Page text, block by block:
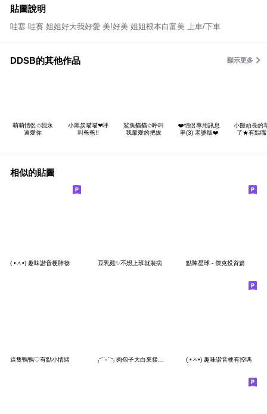
貼圖說明
哇塞 哇賽 姐姐好大我好愛 美!好美 姐姐根本白富美 上車/下車
DDSB的其他作品 顯示更多
萌萌情侶✩我永
遠愛你
小黑炭喵喵❤呼
叫爸爸!!
鯊魚貓貓✩呼叫
我最愛的把拔
❤️情侶專用訊息
串(3) 老婆版❤️
小饅頭長的
了★有點嘴
相似的貼圖
( •ㅅ•) 趣味諧音梗肺物 豆乳雞✨不想上班就裝病 點陣星球 - 傑克投資篇
這隻鴨鴨♡有點小情緒 ( •ㅅ•) 趣味諧音梗有控嗎